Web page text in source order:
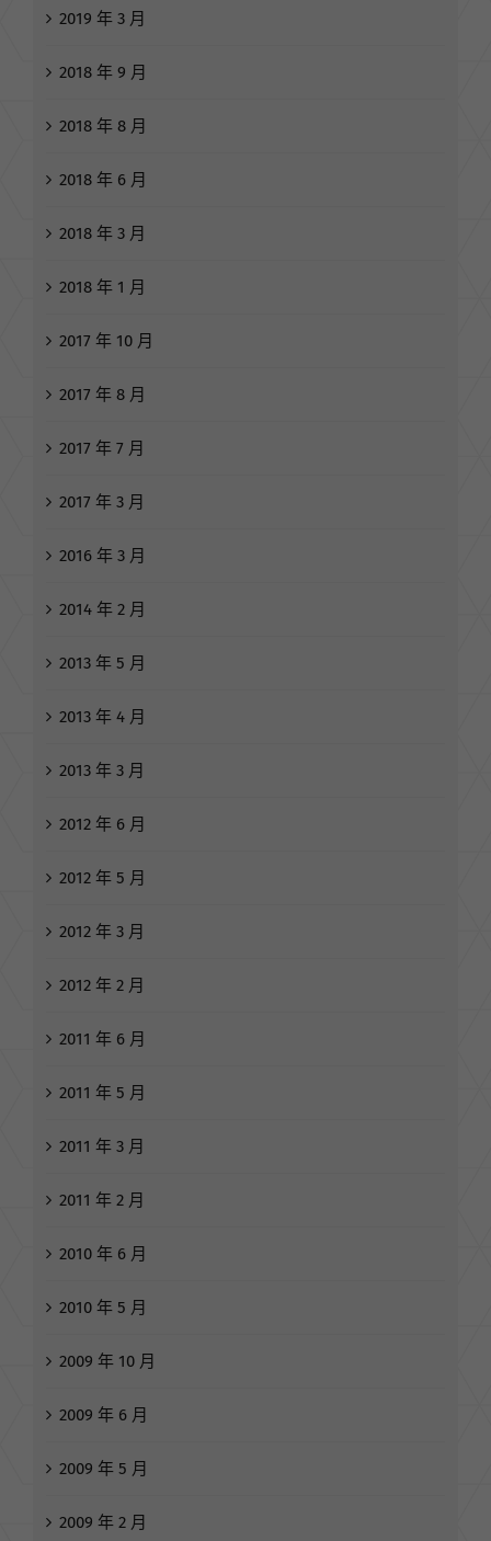
2019 年 3 月
2018 年 9 月
2018 年 8 月
2018 年 6 月
2018 年 3 月
2018 年 1 月
2017 年 10 月
2017 年 8 月
2017 年 7 月
2017 年 3 月
2016 年 3 月
2014 年 2 月
2013 年 5 月
2013 年 4 月
2013 年 3 月
2012 年 6 月
2012 年 5 月
2012 年 3 月
2012 年 2 月
2011 年 6 月
2011 年 5 月
2011 年 3 月
2011 年 2 月
2010 年 6 月
2010 年 5 月
2009 年 10 月
2009 年 6 月
2009 年 5 月
2009 年 2 月